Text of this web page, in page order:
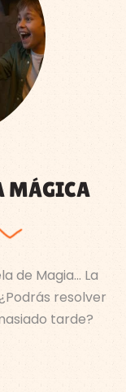
MÁGICA
de Magia… La
resolver
tarde?